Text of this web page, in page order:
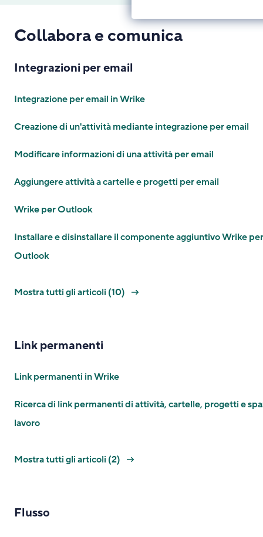
Collabora e comunica
Integrazioni per email
Integrazione per email in Wrike
Creazione di un'attività mediante integrazione per email
Modificare informazioni di una attività per email
Aggiungere attività a cartelle e progetti per email
Wrike per Outlook
Installare e disinstallare il componente aggiuntivo Wrike per
Outlook
Mostra tutti gli articoli (10)
Link permanenti
Link permanenti in Wrike
Ricerca di link permanenti di attività, cartelle, progetti e
lavoro
Mostra tutti gli articoli (2)
Flusso